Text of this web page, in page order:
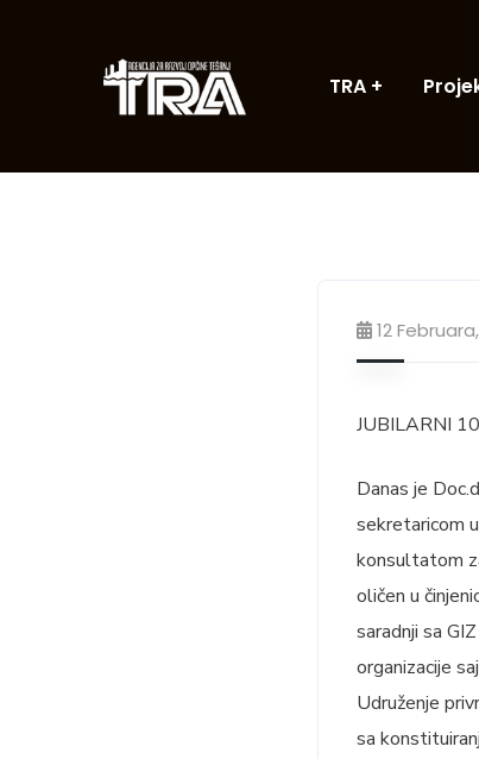
TRA
12
JUBILARNI
Danas je
sekretaricom
konsultatom
oličen u
saradnji sa
organizacije
Udruženje
sa